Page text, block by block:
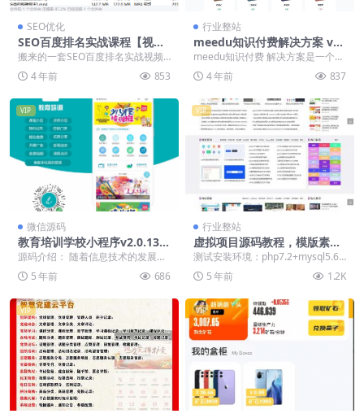
SEO优化
SEO百度排名实战课程【视频
教程】
搬来的一套SEO百度排名实战视频
课程
4 年前 853
行业整站
meedu知识付费解决方案 v4.
5.4源码下载
meedu知识付费 解决方案是一个以
php进行开发的网校建站系统。 Me
Edu知...
4 年前 837
VIP
微信源码
教育培训学校小程序v2.0.13
+前端
源码介绍： 随着信息技术的发展，
在线课程发展迅猛，越来越多的孩
子和家长选择在线视...
5 年前 686
VIP
行业整站
虚拟项目源码教程，模版素材
下载网站整站源码带全部数据
+支付接口，虚拟创业项目
测试安装环境：php7.2+mysql5.6
资源互换来的，带数据(下载地址亲
测...5 年前 1.2K
VIP VIP